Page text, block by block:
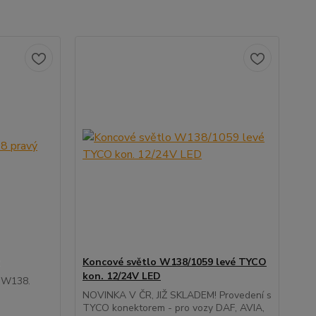
Koncové světlo W138/1059 levé TYCO
kon. 12/24V LED
NOVINKA V ČR, JIŽ SKLADEM! Provedení s
TYCO konektorem - pro vozy DAF, AVIA,